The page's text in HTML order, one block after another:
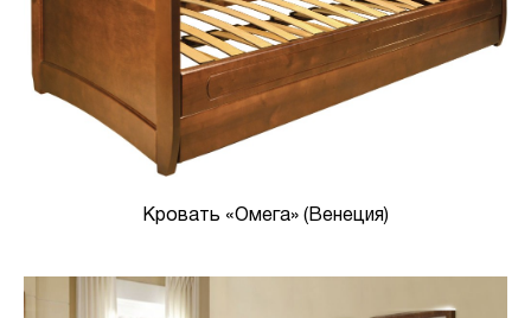
Кровать «Омега» (Венеция)